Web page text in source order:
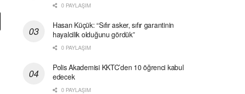
0 PAYLAŞIM
Hasan Küçük: “Sıfır asker, sıfır garantinin
hayalcilik olduğunu gördük”
0 PAYLAŞIM
Polis Akademisi KKTC’den 10 öğrenci kabul
edecek
0 PAYLAŞIM